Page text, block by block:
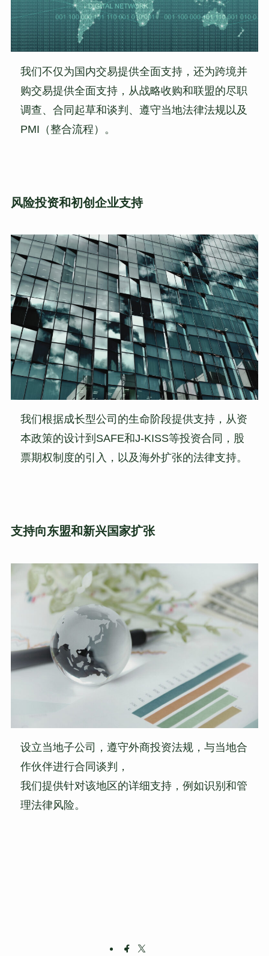
我们不仅为国内交易提供全面支持，还为跨境并
购交易提供全面支持，从战略收购和联盟的尽职
调查、合同起草和谈判、遵守当地法律法规以及
PMI（整合流程）。
风险投资和初创企业支持
我们根据成长型公司的生命阶段提供支持，从资
本政策的设计到SAFE和J-KISS等投资合同，股
票期权制度的引入，以及海外扩张的法律支持。
支持向东盟和新兴国家扩张
设立当地子公司，遵守外商投资法规，与当地合
作伙伴进行合同谈判，
我们提供针对该地区的详细支持，例如识别和管
理法律风险。